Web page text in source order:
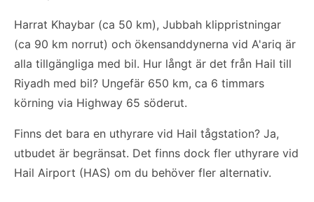
Harrat Khaybar (ca 50 km), Jubbah klippristningar
(ca 90 km norrut) och ökensanddynerna vid A'ariq är
alla tillgängliga med bil. Hur långt är det från Hail till
Riyadh med bil? Ungefär 650 km, ca 6 timmars
körning via Highway 65 söderut.
Finns det bara en uthyrare vid Hail tågstation? Ja,
utbudet är begränsat. Det finns dock fler uthyrare vid
Hail Airport (HAS) om du behöver fler alternativ.